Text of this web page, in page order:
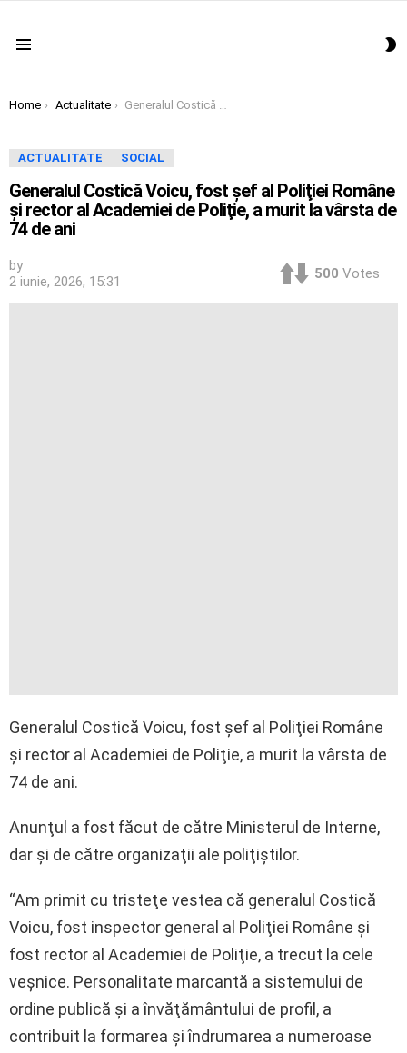
You are here:
Home Actualitate Generalul Costică Voicu, fost şef al Poliţiei Române şi rector al Academiei de Poliţie, a murit la vârsta de 74 de ani
ACTUALITATE SOCIAL
Generalul Costică Voicu, fost şef al Poliţiei Române
şi rector al Academiei de Poliţie, a murit la vârsta de
74 de ani
by
2 iunie, 2026, 15:31
500 Votes
Generalul Costică Voicu, fost şef al Poliţiei Române
şi rector al Academiei de Poliţie, a murit la vârsta de
74 de ani.
Anunţul a fost făcut de către Ministerul de Interne,
dar şi de către organizaţii ale poliţiştilor.
“Am primit cu tristeţe vestea că generalul Costică
Voicu, fost inspector general al Poliţiei Române şi
fost rector al Academiei de Poliţie, a trecut la cele
veşnice. Personalitate marcantă a sistemului de
ordine publică şi a învăţământului de profil, a
contribuit la formarea şi îndrumarea a numeroase